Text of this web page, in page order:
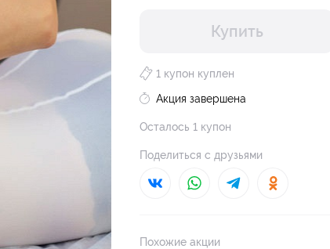
Купить
1 купон куплен
Акция завершена
Осталось 1 купон
Поделиться с друзьями
Похожие акции